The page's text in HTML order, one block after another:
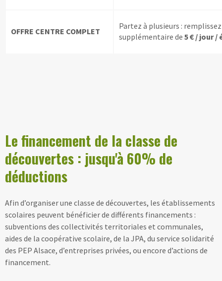
OFFRE CENTRE COMPLET
Partez à plusieurs :
supplémentaire de 5 € / jour /
Le financement de la classe de
découvertes : jusqu'à 60% de
déductions
Afin d’organiser une classe de découvertes, les établissements
scolaires peuvent bénéficier de différents financements :
subventions des collectivités territoriales et communales,
aides de la coopérative scolaire, de la JPA, du service solidarité
des PEP Alsace, d’entreprises privées, ou encore d’actions de
financement.